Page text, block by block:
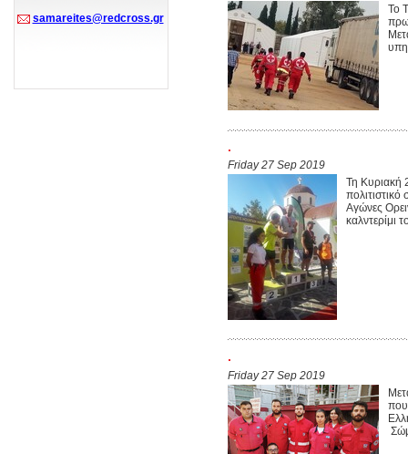
samareites@redcross.gr
Το
.
Friday 27 Sep 2019
Τη Κυριακή
Αγώνες
καλντερίμι
.
Friday 27 Sep 2019
που